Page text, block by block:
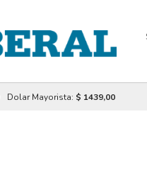
Dolar Mayorista: $ 1439,00